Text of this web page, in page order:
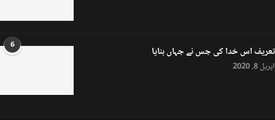
6 تعریف اس خدا کی جس نے جہاں بنایا
اپریل 8, 2020